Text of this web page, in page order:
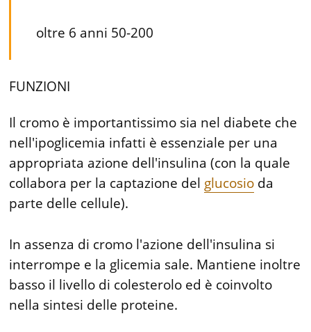
oltre 6 anni 50-200
FUNZIONI
Il cromo è importantissimo sia nel diabete che
nell'ipoglicemia infatti è essenziale per una
appropriata azione dell'insulina (con la quale
collabora per la captazione del glucosio da
parte delle cellule).
In assenza di cromo l'azione dell'insulina si
interrompe e la glicemia sale. Mantiene inoltre
basso il livello di colesterolo ed è coinvolto
nella sintesi delle proteine.